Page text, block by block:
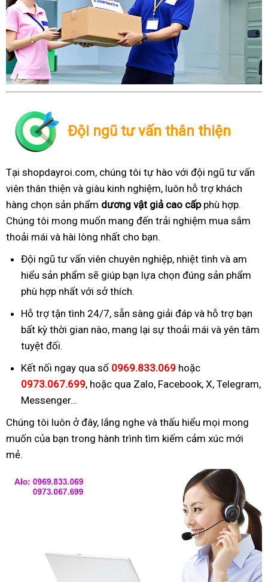
Đội ngũ tư vấn thân thiện
Tại shopdayroi.com, chúng tôi tự hào với đội ngũ tư vấn
viên thân thiện và giàu kinh nghiệm, luôn hỗ trợ khách
hàng chọn sản phẩm dương vật giả cao cấpphù hợp.
Chúng tôi mong muốn mang đến trải nghiệm mua sắm
thoải mái và hài lòng nhất cho bạn.
Đội ngũ tư vấn viên chuyên nghiệp, nhiệt tình và am
hiểu sản phẩm sẽ giúp bạn lựa chọn đúng sản phẩm
phù hợp nhất với sở thích.
Hỗ trợ tận tình 24/7, sẵn sàng giải đáp và hỗ trợ bạn
bất kỳ thời gian nào, mang lại sự thoải mái và yên tâm
tuyệt đối.
Kết nối ngay qua số 0969.833.069 hoặc
0973.067.699, hoặc qua Zalo, Facebook, X, Telegram,
Messenger…
Chúng tôi luôn ở đây, lắng nghe và thấu hiểu mọi mong
muốn của bạn trong hành trình tìm kiếm cảm xúc mới
mẻ.